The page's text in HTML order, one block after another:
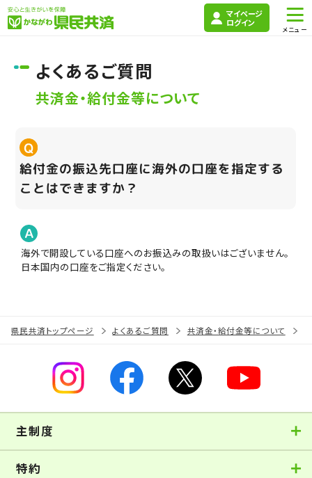
マイページ
ログイン
よくあるご質問
共済金・給付金等について
給付金の振込先口座に海外の口座を指定する
ことはできますか？
海外で開設している口座へのお振込みの取扱いはございません。
日本国内の口座をご指定ください。
県民共済トップページ よくあるご質問 共済金・給付金等について
主制度
特約